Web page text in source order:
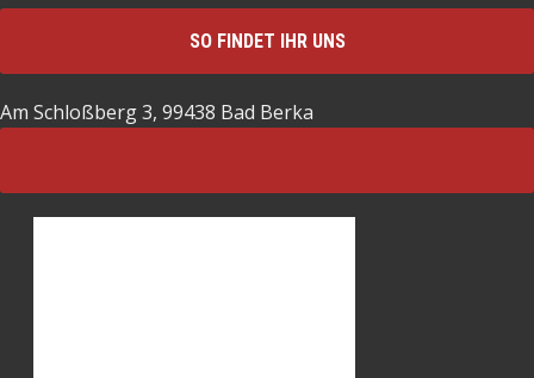
SO FINDET IHR UNS
Am Schloßberg 3, 99438 Bad Berka